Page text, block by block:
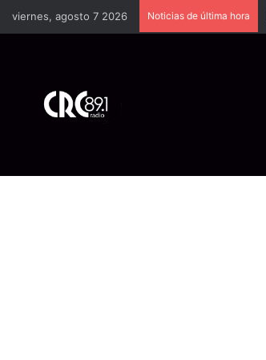
viernes, agosto 7 2026 Noticias de última hora